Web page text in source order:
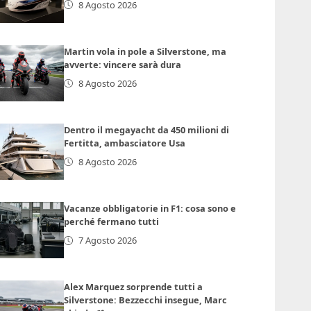
8 Agosto 2026
Martin vola in pole a Silverstone, ma
avverte: vincere sarà dura
8 Agosto 2026
Dentro il megayacht da 450 milioni di
Fertitta, ambasciatore Usa
8 Agosto 2026
Vacanze obbligatorie in F1: cosa sono e
perché fermano tutti
7 Agosto 2026
Alex Marquez sorprende tutti a
Silverstone: Bezzecchi insegue, Marc